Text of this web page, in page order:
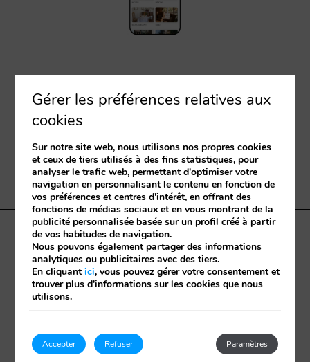
Recherche
Rendez nous visite
Rua das Maravilhas, 76
9000-077 Funchal
Madeira-Portugal
32°38'53.977"N 16°55'12.37"W.
Termes et conditions Portugal 2020
Cookies policy
RNT – 5565
Check in online
Ma réservation
Gérer les préférences relatives aux
cookies
Sur notre site web, nous utilisons nos propres cookies
et ceux de tiers utilisés à des fins statistiques, pour
analyser le trafic web, permettant d'optimiser votre
navigation en personnalisant le contenu en fonction de
vos préférences et centres d'intérêt, en offrant des
fonctions de médias sociaux et en vous montrant de la
publicité personnalisée basée sur un profil créé à partir
de vos habitudes de navigation.
Nous pouvons également partager des informations
analytiques ou publicitaires avec des tiers.
En cliquantici, vous pouvez gérer votre consentement et
trouver plus d'informations sur les cookies que nous
utilisons.
Accepter Paramètres
Refuser